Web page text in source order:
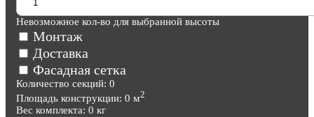
Невозможное кол-во для выбранной высоты
Монтаж
Доставка
Фасадная сетка
Количество секций: 0
Площадь конструкции: 0 м2
Вес комплекта: 0 кг